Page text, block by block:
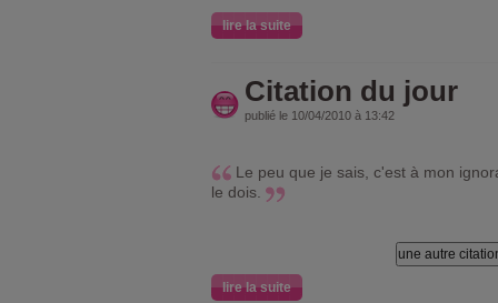
lire la suite
Citation du jour
publié le 10/04/2010 à 13:42
Le peu que je sais, c'est à mon
le dois.
lire la suite